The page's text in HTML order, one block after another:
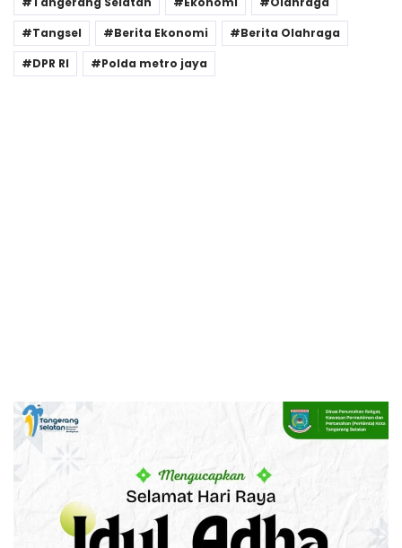
Tangsel
Berita Ekonomi
Berita Olahraga
DPR RI
Polda metro jaya